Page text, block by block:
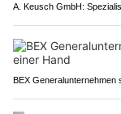
A. Keusch GmbH:
BEX Generalunternehmen